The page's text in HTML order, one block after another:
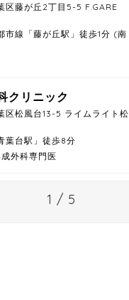
区藤が丘2丁目5-5 F.GARE
市線「藤が丘駅」徒歩1分 (南
クリニック
区松風台13-5 ライムライト松
葉台駅」徒歩8分
外科専門医
1 / 5